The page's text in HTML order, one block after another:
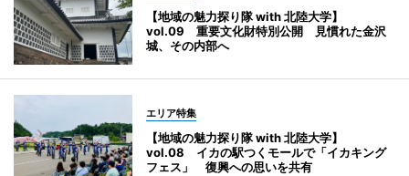
【地域の魅力探り隊 with 北陸大学】
vol.09 重要文化財特別公開 見慣れた金沢
城、その内部へ
エリア特集
【地域の魅力探り隊 with 北陸大学】
vol.08 イカの駅つくモールで「イカキング
フェス」 復興への思いを共有